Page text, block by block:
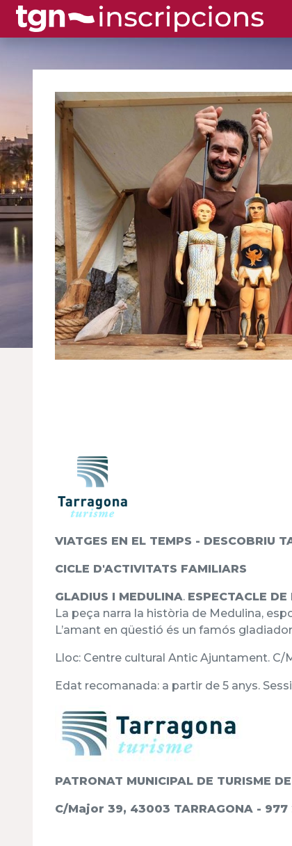
VIATGES EN EL TEMPS - DESCOBRIU
CICLE D'ACTIVITATS FAMILIARS
GLADIUS I MEDULINA. ESPECTACLE
La peça narra la història de Medulina,
L’amant en qüestió és un famós
Lloc: Centre cultural Antic Ajuntament. C/
Edat recomanada: a partir de 5 anys.
PATRONAT MUNICIPAL DE TURISME
C/Major 39, 43003 TARRAGONA -